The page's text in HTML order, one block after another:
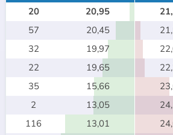
20
20,95
57
20,45
32
19,97
22
19,65
35
15,66
2
13,05
116
13,01